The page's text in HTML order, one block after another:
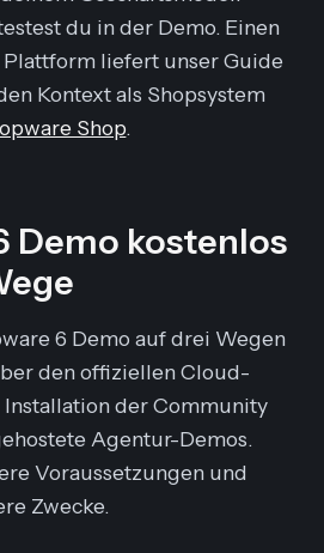
du in der Demo. Einen
liefert unser Guide
Kontext als Shopsystem
Shop.
Demo kostenlos
6 Demo auf drei Wegen
den offiziellen Cloud-
Installation der Community
Agentur-Demos.
Voraussetzungen und
Zwecke.